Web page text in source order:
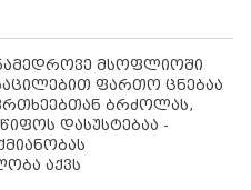
მსოფლიოში
ფართო ცნებაა
ბრძოლას,
დასუსტებაა -
აქვს